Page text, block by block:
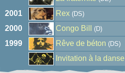
2001 Rex (DS)
2000 Congo Bill (D)
1999 Rêve de béton (DS)
Invitation à la danse